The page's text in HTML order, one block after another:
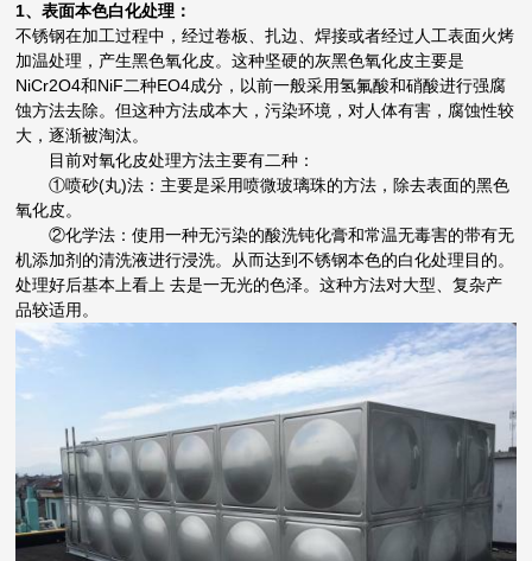
1、表面本色白化处理：
不锈钢在加工过程中，经过卷板、扎边、焊接或者经过人工表面火烤
加温处理，产生黑色氧化皮。这种坚硬的灰黑色氧化皮主要是
NiCr2O4和NiF二种EO4成分，以前一般采用氢氟酸和硝酸进行强腐
蚀方法去除。但这种方法成本大，污染环境，对人体有害，腐蚀性较
大，逐渐被淘汰。
目前对氧化皮处理方法主要有二种：
①喷砂(丸)法：主要是采用喷微玻璃珠的方法，除去表面的黑色
氧化皮。
②化学法：使用一种无污染的酸洗钝化膏和常温无毒害的带有无
机添加剂的清洗液进行浸洗。从而达到不锈钢本色的白化处理目的。
处理好后基本上看上 去是一无光的色泽。这种方法对大型、复杂产
品较适用。